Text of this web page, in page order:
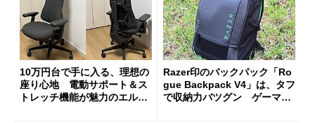
10万円台で手に入る、理想の
座り心地 電動サポート＆ス
トレッチ機能が魅力のエルゴ
Razer印のバックパック「Ro
gue Backpack V4」は、タフ
で収納力バツグン ゲーマー